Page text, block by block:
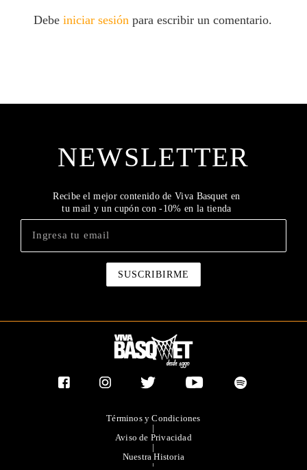
Debeiniciar sesiónpara escribir un comentario.
NEWSLETTER
Recibe el mejor contenido de Viva Basquet en
tu mail y un cupón con -10% en la tienda
Términos y Condiciones
|
Aviso de Privacidad
|
Nuestra Historia
|